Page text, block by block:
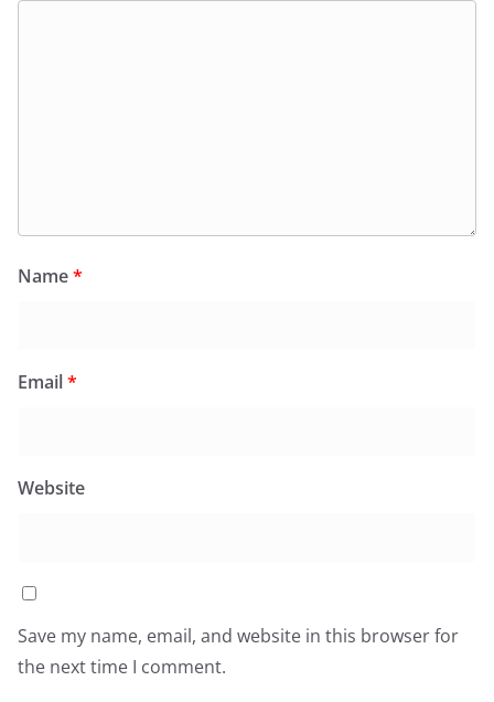
Name*
Email*
Website
Save my name, email, and website in this browser for
the next time I comment.